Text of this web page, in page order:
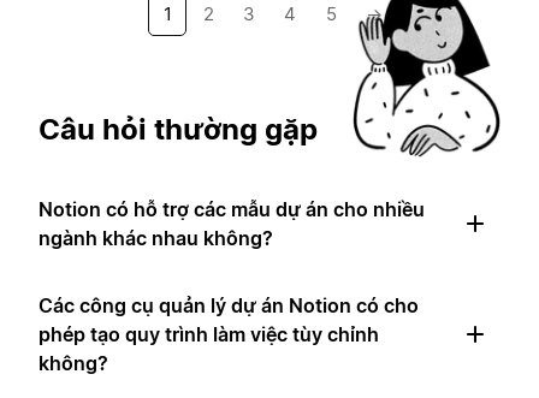
1 2 3 4 5 →
Câu hỏi thường gặp
Notion có hỗ trợ các mẫu dự án cho nhiều
ngành khác nhau không?
Các công cụ quản lý dự án Notion có cho
phép tạo quy trình làm việc tùy chỉnh
không?